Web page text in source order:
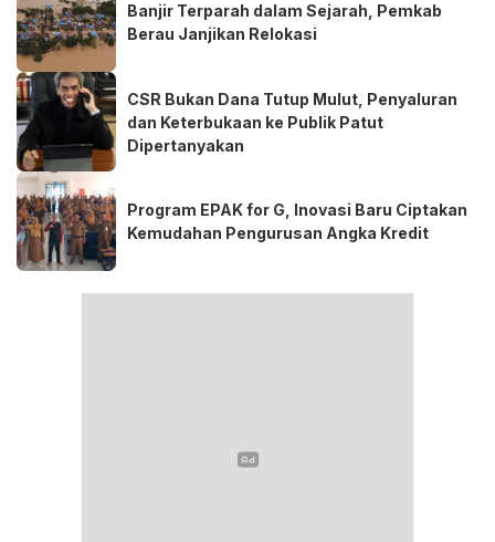
Banjir Terparah dalam Sejarah, Pemkab
Berau Janjikan Relokasi
CSR Bukan Dana Tutup Mulut, Penyaluran
dan Keterbukaan ke Publik Patut
Dipertanyakan
Program EPAK for G, Inovasi Baru Ciptakan
Kemudahan Pengurusan Angka Kredit